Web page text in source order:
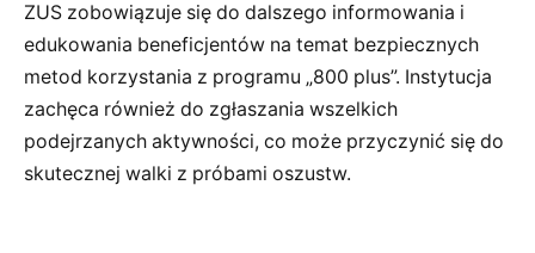
ZUS zobowiązuje się do dalszego informowania i
edukowania beneficjentów na temat bezpiecznych
metod korzystania z programu „800 plus”. Instytucja
zachęca również do zgłaszania wszelkich
podejrzanych aktywności, co może przyczynić się do
skutecznej walki z próbami oszustw.